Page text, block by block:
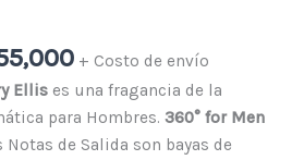
+ Costo de envío
Ellises una fragancia de la
para Hombres. 360° for Men
Notas de Salida son bayas de